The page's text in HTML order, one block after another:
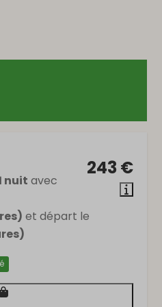
243 €
nuit avec
et départ le